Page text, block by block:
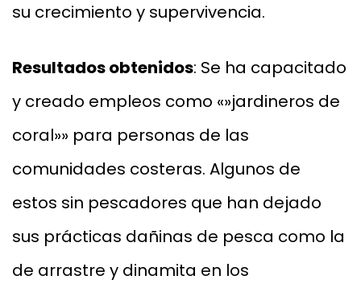
su crecimiento y supervivencia.
Resultados obtenidos: Se ha capacitado
y creado empleos como «»jardineros de
coral»» para personas de las
comunidades costeras. Algunos de
estos sin pescadores que han dejado
sus prácticas dañinas de pesca como la
de arrastre y dinamita en los